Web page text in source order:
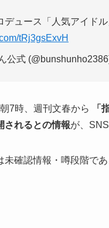
ュース「人気アイドル
tRj3gsExvH
公式
7時、週刊文春から
「
されるとの情報が、
未確認情報・噂段階であ